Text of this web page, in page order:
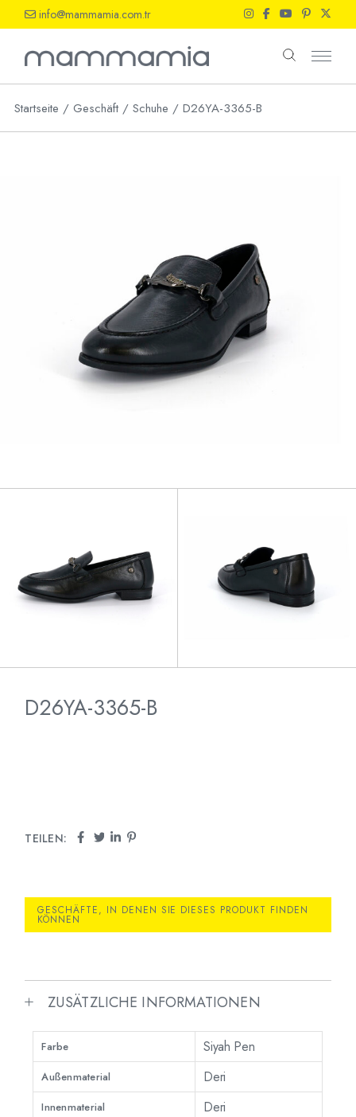
the
info@mammamia.com.tr
Startseite Geschäft Schuhe D26YA-3365-B
D26YA-3365-B
TEILEN:
GESCHÄFTE, IN DENEN SIE DIESES PRODUKT FINDEN
KÖNNEN
ZUSÄTZLICHE INFORMATIONEN
Farbe Siyah Pen
Außenmaterial Deri
Innenmaterial Deri